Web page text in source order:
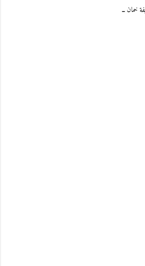
خمان ــ